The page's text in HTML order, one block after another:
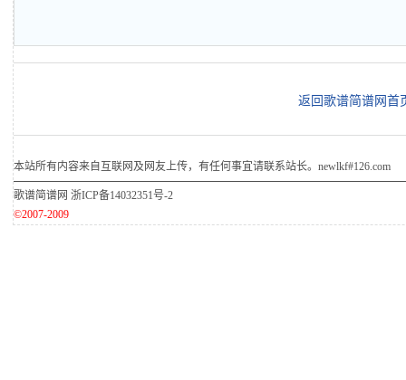
返回歌谱简谱网首
本站所有内容来自互联网及网友上传，有任何事宜请联系站长。newlkf#126.com
歌谱简谱网 浙ICP备14032351号-2
©2007-2009